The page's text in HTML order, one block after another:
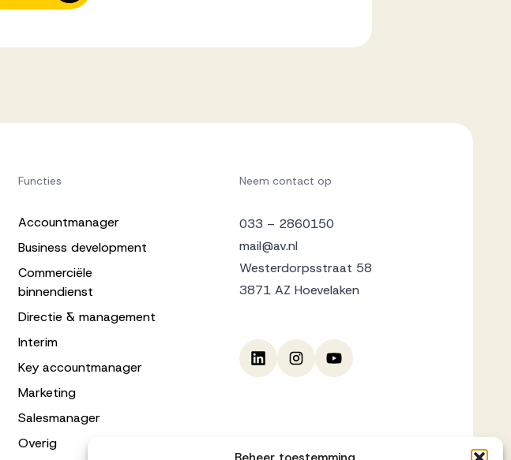
Functies
Accountmanager
Business development
Commerciële
binnendienst
Directie & management
Interim
Key accountmanager
Marketing
Salesmanager
Overig
Neem contact op
033 – 2860150
mail@av.nl
Westerdorpsstraat 58
3871 AZ Hoevelaken